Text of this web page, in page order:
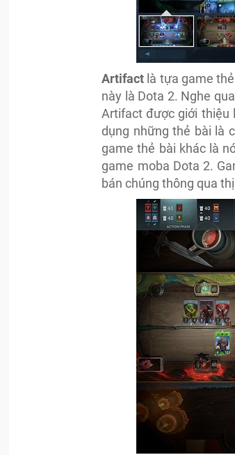
Artifact là tựa game
này là Dota 2. Nghe
Artifact được giới thiệu
dụng những thẻ bài là
game thẻ bài khác là
game moba Dota 2.
bán chúng thông qua